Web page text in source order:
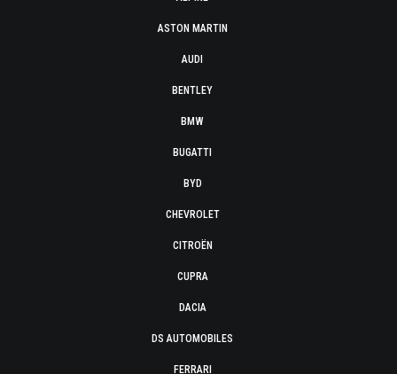
ASTON MARTIN
AUDI
BENTLEY
BMW
BUGATTI
BYD
CHEVROLET
CITROËN
CUPRA
DACIA
DS AUTOMOBILES
FERRARI